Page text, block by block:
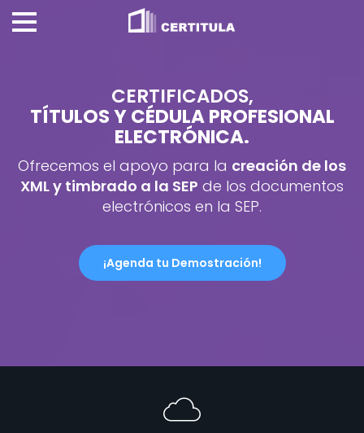
CERTIFICADOS,
TÍTULOS Y CÉDULA PROFESIONAL
ELECTRÓNICA.
Ofrecemos el apoyo para la creación de los
XML y timbrado a la SEP de los documentos
electrónicos en la SEP.
¡Agenda tu Demostración!